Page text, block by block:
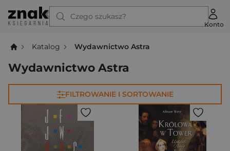
Czego szukasz?
Konto
Katalog Wydawnictwo Astra
Wydawnictwo Astra
FILTROWANIE I SORTOWANIE